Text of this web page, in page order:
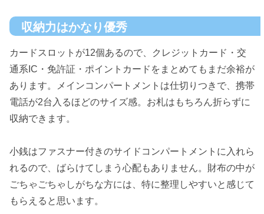
収納力はかなり優秀
カードスロットが12個あるので、クレジットカード・交
通系IC・免許証・ポイントカードをまとめてもまだ余裕が
あります。メインコンパートメントは仕切りつきで、携帯
電話が2台入るほどのサイズ感。お札はもちろん折らずに
収納できます。
小銭はファスナー付きのサイドコンパートメントに入れら
れるので、ばらけてしまう心配もありません。財布の中が
ごちゃごちゃしがちな方には、特に整理しやすいと感じて
もらえると思います。